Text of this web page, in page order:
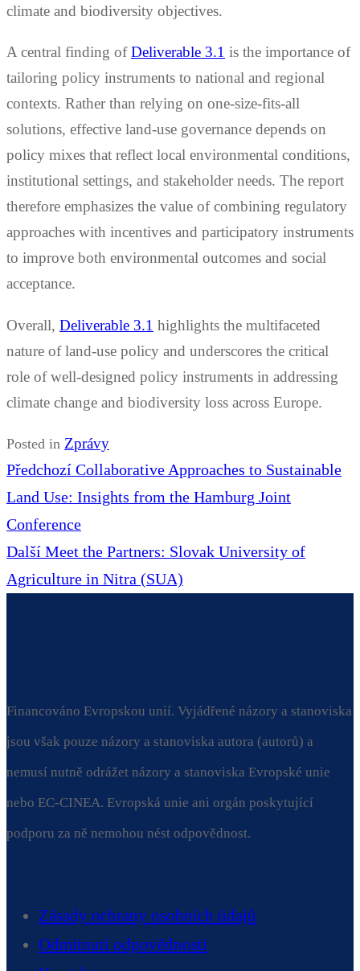
climate and biodiversity objectives.
A central finding ofDeliverable 3.1 is the importance of
tailoring policy instruments to national and regional
contexts. Rather than relying on one-size-fits-all
solutions, effective land-use governance depends on
policy mixes that reflect local environmental conditions,
institutional settings, and stakeholder needs. The report
therefore emphasizes the value of combining regulatory
approaches with incentives and participatory instruments
to improve both environmental outcomes and social
acceptance.
Overall, Deliverable 3.1 highlights the multifaceted
nature of land-use policy and underscores the critical
role of well-designed policy instruments in addressing
climate change and biodiversity loss across Europe.
Posted in Zprávy
Navigace
pro
příspěvek
Předchozí Předchozí
příspěvek
Collaborative Approaches to Sustainable
Land Use: Insights from the Hamburg Joint
Conference
Další Další
příspěvek
Meet the Partners: Slovak University of
Agriculture in Nitra (SUA)
Financováno Evropskou unií. Vyjádřené názory a stanoviska
jsou však pouze názory a stanoviska autora (autorů) a
nemusí nutně odrážet názory a stanoviska Evropské unie
nebo EC-CINEA. Evropská unie ani orgán poskytující
podporu za ně nemohou nést odpovědnost.
Zásady ochrany osobních údajů
Odmítnutí odpovědnosti